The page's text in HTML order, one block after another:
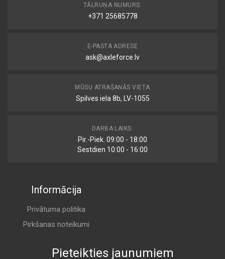
TĀLRUŅA NUMURS:
+371 25685778
E-PASTA ADRESE
ask@axleforce.lv
MŪSU ATRAŠANĀS VIETA
Spilves iela 8b, LV-1055
DARBA LAIKS:
Pir.-Piek. 09:00 - 18:00
Sestdien 10:00 - 16:00
Informācija
Privātuma politika
Pirkšanas noteikumi
Pieteikties jaunumiem